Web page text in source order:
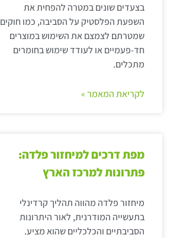
בצעדים שונים במטרה להפחית את
השפעת הפלסטיק על הסביבה, כמו חוקים
שמטרתם לצמצם את השימוש במוצרים
חד-פעמיים או לעודד שימוש בחומרים
מתכלים.
לקריאת המאמר »
מפת דרכים למיחזור פלדה:
פתרונות למרכז הארץ
מיחזור פלדה מהווה תהליך קרדינלי
בתעשייה המודרנית, לאור היתרונות
הסביבתיים והכלכליים שהוא מציע.